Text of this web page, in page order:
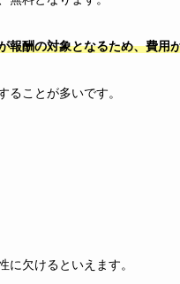
報酬の対象となるため、費用
ことが多いです。
欠けるといえます。